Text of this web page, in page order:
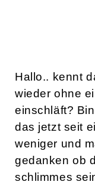
Hallo.. kennt
wieder ohne
einschläft?
das jetzt seit
weniger und
gedanken ob
schlimmes